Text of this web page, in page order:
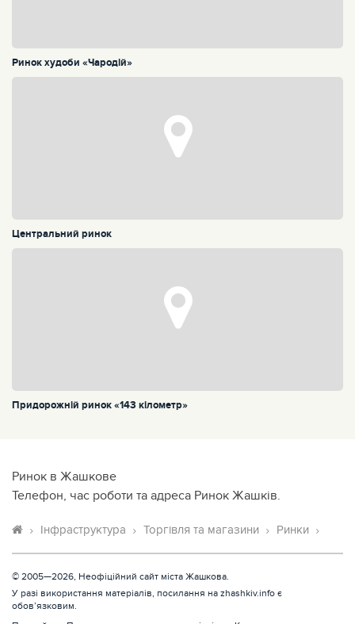
Ринок худоби «Чародій»
Центральний ринок
Придорожній ринок «143 кілометр»
Ринок в Жашкове
Телефон, час роботи та адреса Ринок Жашків.
Інфраструктура Торгівля та магазини Ринки
© 2005—2026, Неофіційний сайт міста Жашкова.
У разі використання матеріалів, посилання на zhashkiv.info є
обов’язковим.